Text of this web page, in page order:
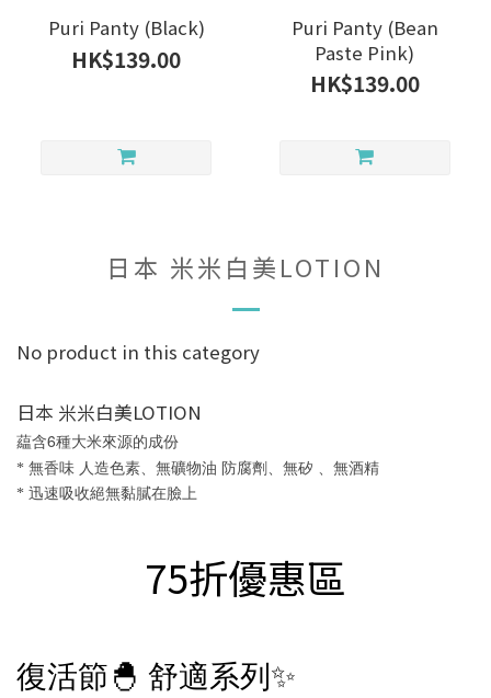
Puri Panty (Black)
HK$139.00
Puri Panty (Bean
Paste Pink)
HK$139.00
日本 米米白美LOTION
No product in this category
日本 米米白美LOTION
藴含6種大米來源的成份
* 無香味 人造色素、 無礦物油 防腐劑、無矽 、無酒精
* 迅速吸收絕無黏膩在臉上
75折優惠區
復活節🐣 舒適系列✨